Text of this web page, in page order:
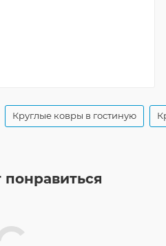
Круглые ковры в гостиную